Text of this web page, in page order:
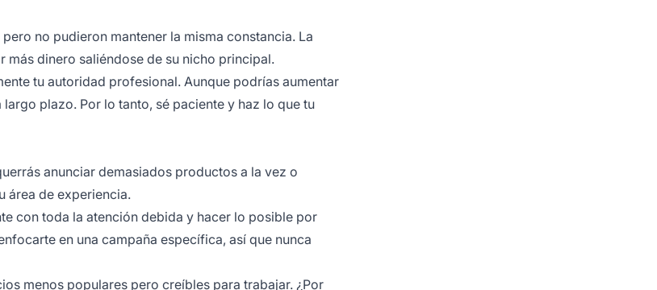
no pudieron mantener la misma constancia. La
más dinero saliéndose de su nicho principal.
tu autoridad profesional. Aunque podrías aumentar
plazo. Por lo tanto, sé paciente y haz lo que tu
anunciar demasiados productos a la vez o
área de experiencia.
con toda la atención debida y hacer lo posible por
en una campaña específica, así que nunca
menos populares pero creíbles para trabajar. ¿Por